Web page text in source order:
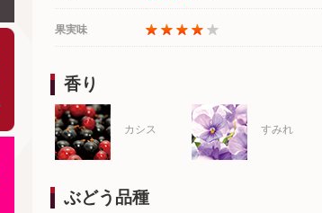
果実味
香り
カシス すみれ
ぶどう品種